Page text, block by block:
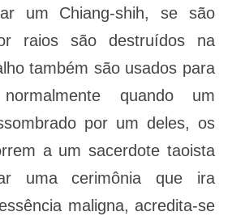
um Chiang-shih, se são
raios são destruídos na
também são usados para
quando um
por um deles, os
a um sacerdote taoista
uma cerimônia que ira
maligna, acredita-se